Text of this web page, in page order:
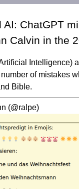
AI: ChatGPT
Calvin in the
Intelligence)
of mistakes
Bible.
(@ralpe)